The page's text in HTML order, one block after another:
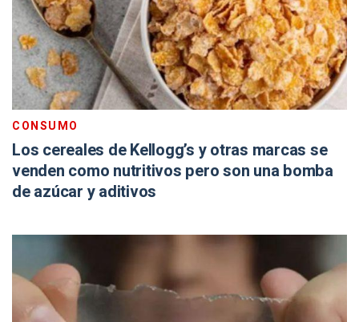
CONSUMO
Los cereales de Kellogg’s y otras marcas se
venden como nutritivos pero son una bomba
de azúcar y aditivos